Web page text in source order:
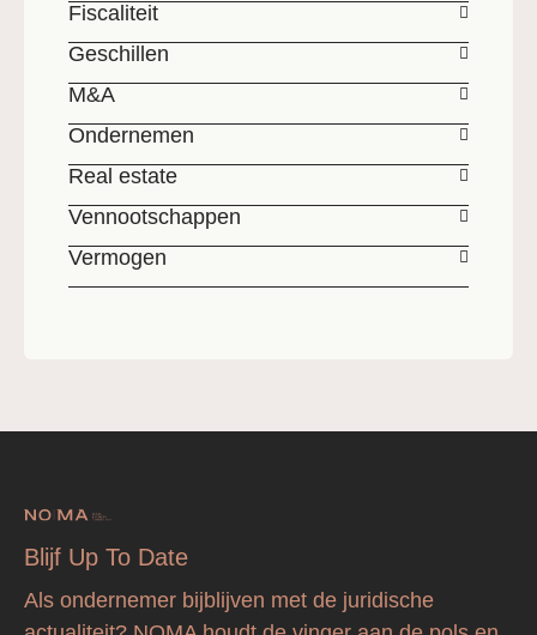
Fiscaliteit
Geschillen
M&A
Ondernemen
Real estate
Vennootschappen
Vermogen
Blijf Up To Date
Als ondernemer bijblijven met de juridische